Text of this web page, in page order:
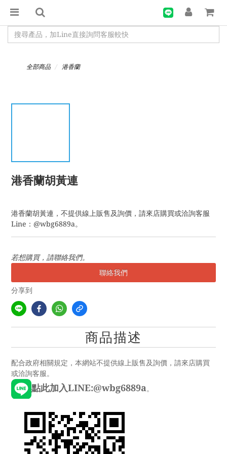
全部商品 港香蘭
港香蘭胡黃連
港香蘭胡黃連，不提供線上販售及詢價，請來店購買或洽詢客服
Line：@wbg6889a。
若想購買，請聯絡我們。
聯絡我們
分享到
商品描述
配合政府相關規定，本網站不提供線上販售及詢價，請來店購買
或洽詢客服。
點此加入LINE:@wbg6889a。